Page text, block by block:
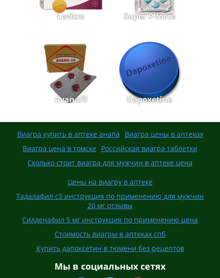
Levitra Super P-force
Avanafil Dapoxetine
Виагра купить в аптеке анапа
Виагра цены в аптеках
Виагра цена в томске Российская виагра таблетки
Сколько стоит виагра для мужчин в аптеке цена
Цены на виагру в аптеке
Тадалафил с3 инструкция по применению для мужчин
20 мг отзывы
Силденафил 5 мг инструкция по применению цена
Стоимость виагры в аптеках спб
Купить дапоксетин в тюмени без рецептов
Мы в социальных сетях